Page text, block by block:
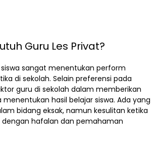
Guru Les Privat?
sangat menentukan perform
di sekolah. Selain preferensi pada
guru di sekolah dalam memberikan
hasil belajar siswa. Ada yang
bidang eksak, namun kesulitan ketika
hafalan dan pemahaman